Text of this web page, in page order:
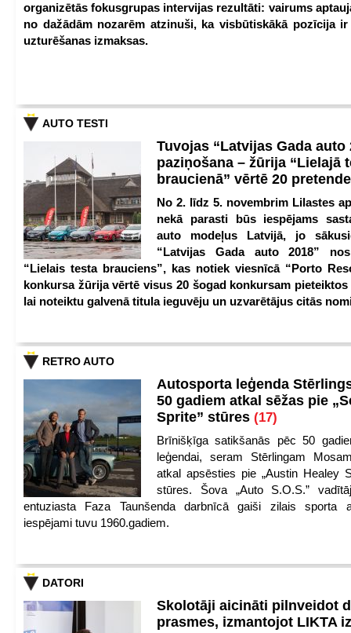
organizētās fokusgrupas intervijas rezultāti: vairums
no dažādām nozarēm atzinuši, ka visbūtiskākā pozīcija ir
uzturēšanas izmaksas.
AUTO TESTI
Tuvojas “Latvijas Gada auto
paziņošana – žūrija “Lielajā
braucienā” vērtē 20
No 2. līdz 5. novembrim Lilastes
nekā parasti būs iespējams
auto modeļus Latvijā, jo
“Latvijas Gada auto 2018”
“Lielais testa brauciens”, kas notiek viesnīcā “Porto
konkursa žūrija vērtē visus 20 šogad konkursam
lai noteiktu galvenā titula ieguvēju un uzvarētājus citās
RETRO AUTO
Autosporta leģenda
50 gadiem atkal sēžas pie
Sprite” stūres (17)
Brīnišķīga satikšanās pēc 50
leģendai, seram Stērlingam
atkal apsēsties pie „Austin Healey
stūres. Šova „Auto S.O.S.”
entuziasta Faza Taunšenda darbnīcā gaiši zilais sporta
iespējami tuvu 1960.gadiem.
DATORI
Skolotāji aicināti pilnveidot
prasmes, izmantojot LIKTA